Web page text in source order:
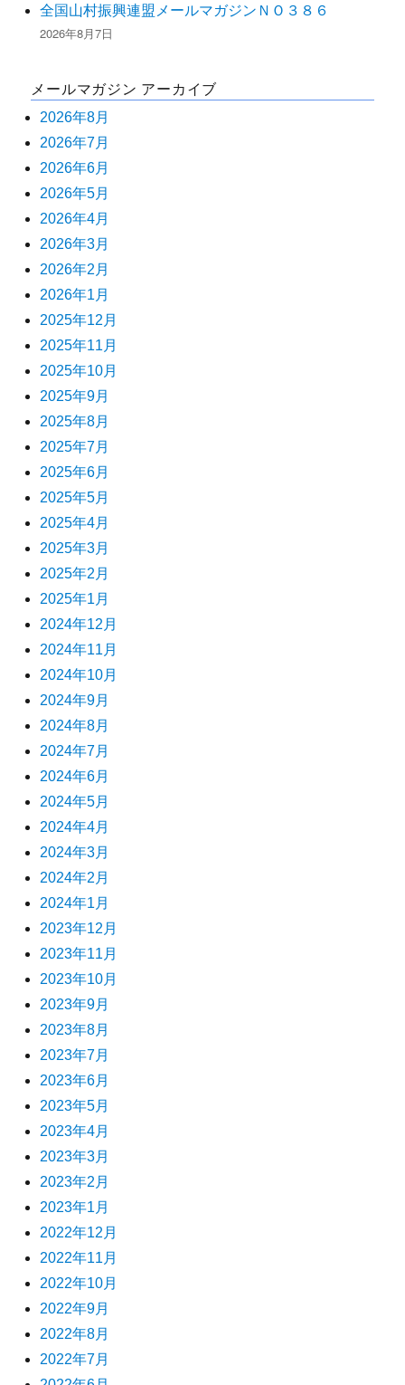
全国山村振興連盟メールマガジンＮＯ３８６
2026年8月7日
メールマガジン アーカイブ
2026年8月
2026年7月
2026年6月
2026年5月
2026年4月
2026年3月
2026年2月
2026年1月
2025年12月
2025年11月
2025年10月
2025年9月
2025年8月
2025年7月
2025年6月
2025年5月
2025年4月
2025年3月
2025年2月
2025年1月
2024年12月
2024年11月
2024年10月
2024年9月
2024年8月
2024年7月
2024年6月
2024年5月
2024年4月
2024年3月
2024年2月
2024年1月
2023年12月
2023年11月
2023年10月
2023年9月
2023年8月
2023年7月
2023年6月
2023年5月
2023年4月
2023年3月
2023年2月
2023年1月
2022年12月
2022年11月
2022年10月
2022年9月
2022年8月
2022年7月